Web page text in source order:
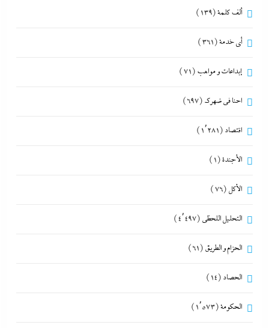
ألف كلمة(139)
أي خدمة(361)
إبداعات و مواهب (71)
احنا في ضهرك (697)
اقتصاد (1٬281)
الأجندة(1)
الأكل (76)
التحليل اللحظي (4٬497)
الحزام و الطريق (61)
الحصاد (14)
الحكومة(1٬573)